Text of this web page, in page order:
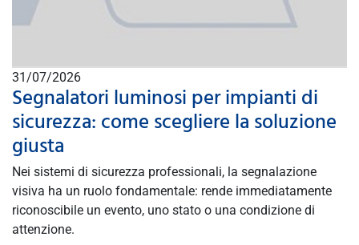
31/07/2026
Segnalatori luminosi per impianti di
sicurezza: come scegliere la soluzione
giusta
Nei sistemi di sicurezza professionali, la segnalazione
visiva ha un ruolo fondamentale: rende immediatamente
riconoscibile un evento, uno stato o una condizione di
attenzione.